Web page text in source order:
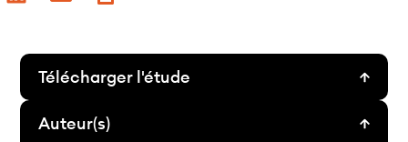
Télécharger l'étude
Auteur(s)